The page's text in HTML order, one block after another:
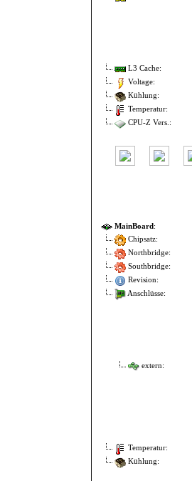
L3 Cache:
Voltage:
Kühlung:
Temperatur:
CPU-Z Vers.:
MainBoard:
Chipsatz:
Northbridge:
Southbridge:
Revision:
Anschlüsse:
extern:
Temperatur:
Kühlung: